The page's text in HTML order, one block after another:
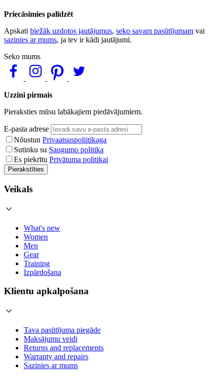
Priecāsimies palīdzēt
Apskati biežāk uzdotos jautājumus, seko savam pasūtījumam vai
sazinies ar mums, ja tev ir kādi jautājumi.
Seko mums
Uzzini pirmais
Pieraksties mūsu labākajiem piedāvājumiem.
E-pasta adrese
Nõustun Privaatsuspoliitikaga
Sutinku su Saugumo politika
Es piekrītu Privātuma politikai
Pierakstīties
Veikals
What's new
Women
Men
Gear
Training
Izpārdošana
Klientu apkalpošana
Tava pasūtījuma piegāde
Maksājumu veidi
Returns and replacements
Warranty and repairs
Sazinies ar mums